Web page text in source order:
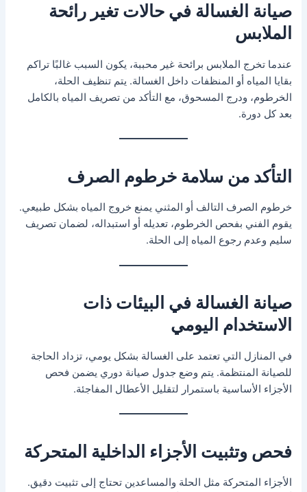
صيانة الغسالة في حالات تغير رائحة
الملابس
عندما تخرج الملابس برائحة غير محببة، يكون السبب غالبًا تراكم
بقايا المياه أو المنظفات داخل الغسالة. يتم تنظيف الحلة،
الخرطوم، ودرج المسحوق، مع التأكد من تصريف المياه بالكامل
بعد كل دورة.
التأكد من سلامة خرطوم الصرف
خرطوم الصرف التالف أو المثني يمنع خروج المياه بشكل طبيعي.
يقوم الفني بفحص الخرطوم، تعديله أو استبداله، لضمان تصريف
سليم وعدم رجوع المياه إلى الحلة.
صيانة الغسالة في البيئات ذات
الاستخدام اليومي
في المنازل التي تعتمد على الغسالة بشكل يومي، تزداد الحاجة
للصيانة المنتظمة. يتم وضع جدول صيانة دوري يضمن فحص
الأجزاء الأساسية باستمرار لتقليل الأعطال المفاجئة.
فحص وتثبيت الأجزاء الداخلية المتحركة
الأجزاء المتحركة مثل الحلة والمساعدين تحتاج إلى تثبيت دقيق.